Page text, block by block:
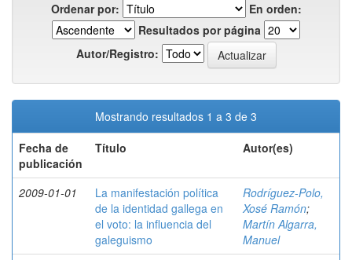
Ordenar por:
En orden:
Resultados por página
Autor/Registro:
Mostrando resultados 1 a 3 de 3
Fecha de
publicación
Título Autor(es)
2009-01-01
La manifestación política
de la identidad gallega en
el voto: la influencia del
galeguismo
Rodríguez-Polo,
Xosé Ramón;
Martín Algarra,
Manuel